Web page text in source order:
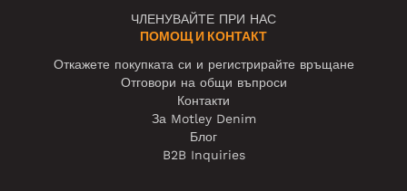
ЧЛЕНУВАЙТЕ ПРИ НАС
ПОМОЩ И КОНТАКТ
Откажете покупката си и регистрирайте връщане
Отговори на общи въпроси
Контакти
За Motley Denim
Блог
B2B Inquiries